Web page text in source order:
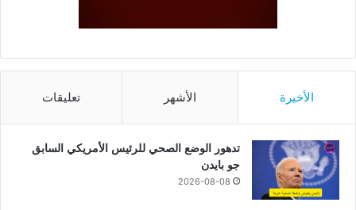
الأخيرة الأشهر تعليقات
تدهور الوضع الصحي للرئيس الأمريكي السابق
جو بايدن
2026-08-08